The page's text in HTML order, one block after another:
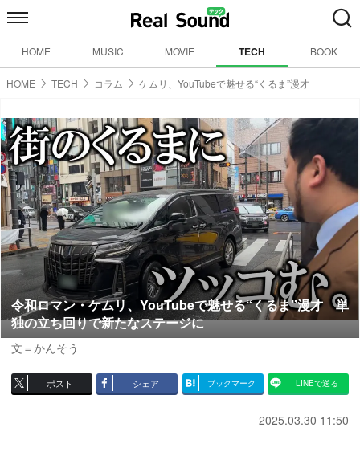
HOME MUSIC MOVIE TECH BOOK
HOME TECH コラム ケムリ、YouTubeで魅せる“くるま”漫才
令和ロマン・ケムリ、YouTubeで魅せる“くるま”漫才 単
独の立ち回りで新たなステージに
文＝かんそう
ポスト シェア ブックマーク LINEで送る
2025.03.30 11:50